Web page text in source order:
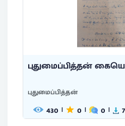
புதுமைப்பித்தன்
புதுமைப்பித்தன்
430 | 0 | 0 | 7